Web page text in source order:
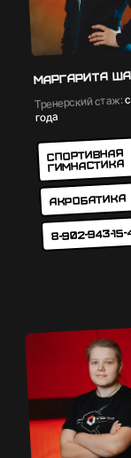
Маргарита
Тренерский стаж:
года
Cпортивная
гимнастика
Акробатика
8-902-943-15-